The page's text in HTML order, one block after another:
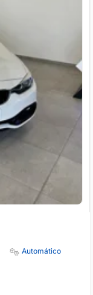
Automático